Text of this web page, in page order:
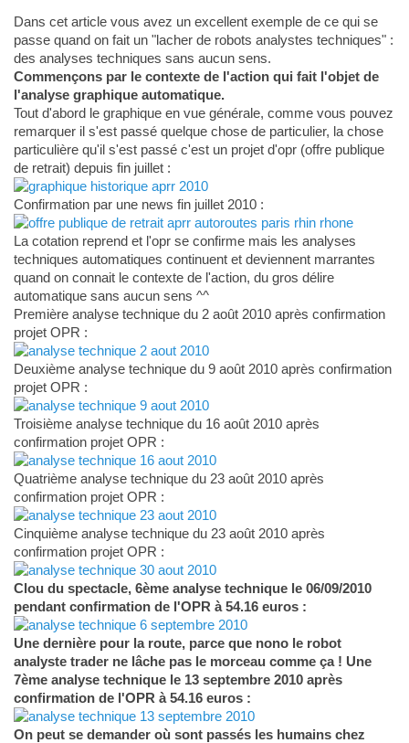
Dans cet article vous avez un excellent exemple de ce qui se
passe quand on fait un "lacher de robots analystes techniques" :
des analyses techniques sans aucun sens.
Commençons par le contexte de l'action qui fait l'objet de
l'analyse graphique automatique.
Tout d'abord le graphique en vue générale, comme vous pouvez
remarquer il s'est passé quelque chose de particulier, la chose
particulière qu'il s'est passé c'est un projet d'opr (offre publique
de retrait) depuis fin juillet :
Confirmation par une news fin juillet 2010 :
La cotation reprend et l'opr se confirme mais les analyses
techniques automatiques continuent et deviennent marrantes
quand on connait le contexte de l'action, du gros délire
automatique sans aucun sens ^^
Première analyse technique du 2 août 2010 après confirmation
projet OPR :
Deuxième analyse technique du 9 août 2010 après confirmation
projet OPR :
Troisième analyse technique du 16 août 2010 après
confirmation projet OPR :
Quatrième analyse technique du 23 août 2010 après
confirmation projet OPR :
Cinquième analyse technique du 23 août 2010 après
confirmation projet OPR :
Clou du spectacle, 6ème analyse technique le 06/09/2010
pendant confirmation de l'OPR à 54.16 euros :
Une dernière pour la route, parce que nono le robot
analyste trader ne lâche pas le morceau comme ça ! Une
7ème analyse technique le 13 septembre 2010 après
confirmation de l'OPR à 54.16 euros :
On peut se demander où sont passés les humains chez